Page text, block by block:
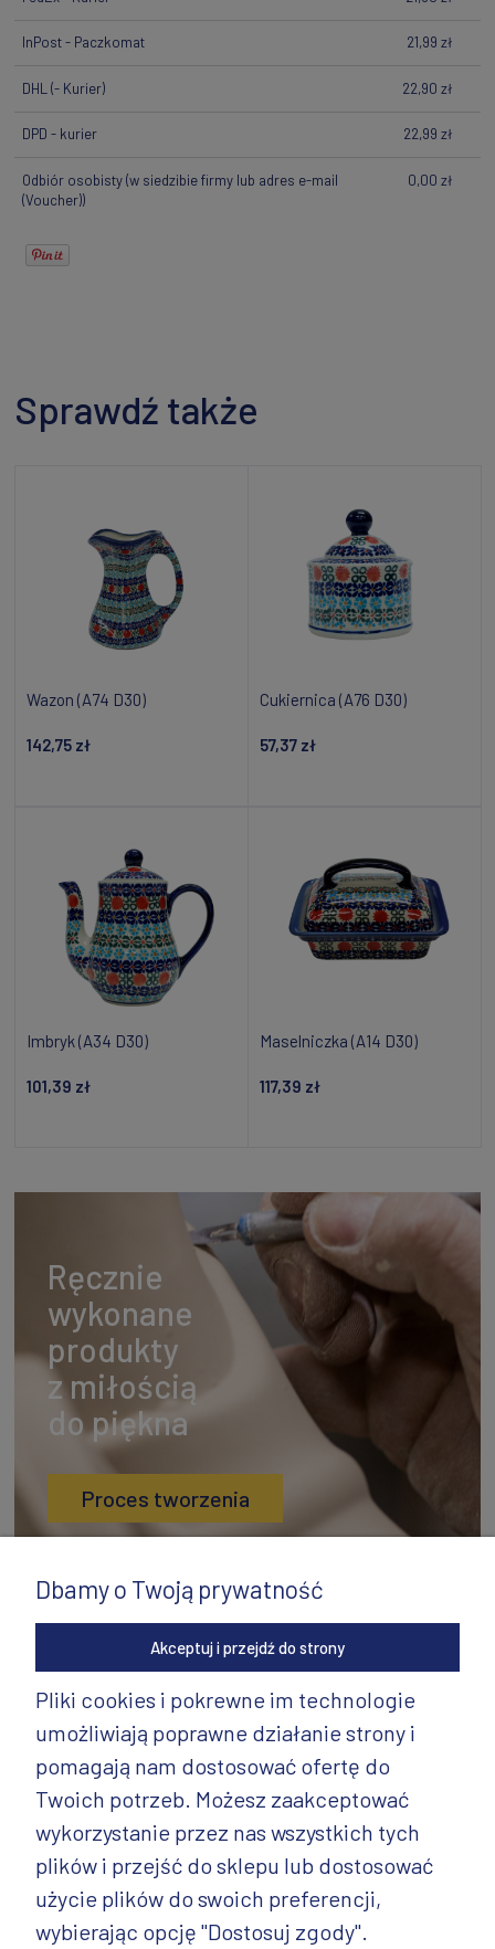
InPost - Paczkomat 21,99 zł
DHL (- Kurier) 22,90 zł
DPD - kurier 22,99 zł
Odbiór osobisty(w siedzibie firmy lub adres e-mail
(Voucher))
0,00 zł
Sprawdź także
Wazon (A74 D30)
142,75 zł
Cukiernica (A76 D30)
57,37 zł
Imbryk (A34 D30)
101,39 zł
Maselniczka (A14 D30)
117,39 zł
Ręcznie
wykonane
produkty
z miłością
do piękna
Proces tworzenia
INFORMACJE
PRODUKTY CD.
POZOSTAŁE
Dbamy o Twoją prywatność
Akceptuj i przejdź do strony
Pliki cookies i pokrewne im technologie
umożliwiają poprawne działanie strony i
pomagają nam dostosować ofertę do
Twoich potrzeb. Możesz zaakceptować
wykorzystanie przez nas wszystkich tych
plików i przejść do sklepu lub dostosować
użycie plików do swoich preferencji,
wybierając opcję "Dostosuj zgody".